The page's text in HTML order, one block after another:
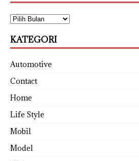
KATEGORI
Automotive
Contact
Home
Life Style
Mobil
Model